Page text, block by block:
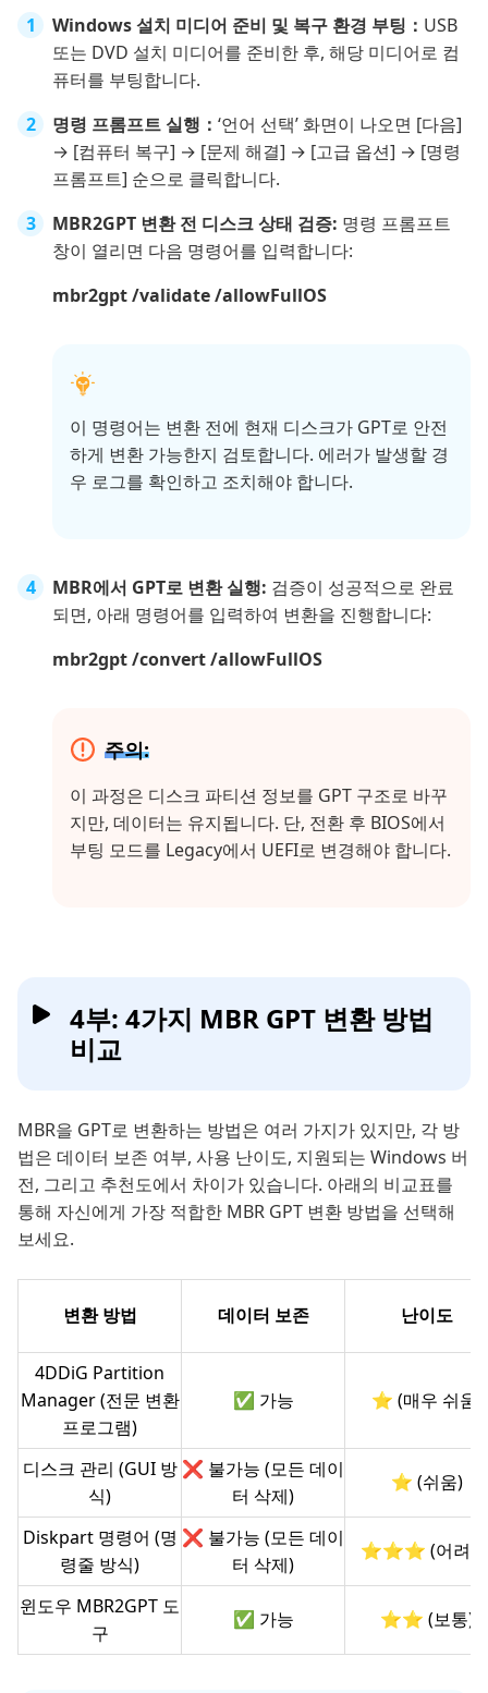
Windows 설치 미디어 준비 및 복구 환경 부팅： USB
또는 DVD 설치 미디어를 준비한 후, 해당 미디어로 컴
퓨터를 부팅합니다.
명령 프롬프트 실행： ‘언어 선택’ 화면이 나오면 [다음]
→ [컴퓨터 복구] → [문제 해결] → [고급 옵션] → [명령
프롬프트] 순으로 클릭합니다.
MBR2GPT 변환 전 디스크 상태 검증: 명령 프롬프트
창이 열리면 다음 명령어를 입력합니다:
mbr2gpt /validate /allowFullOS
이 명령어는 변환 전에 현재 디스크가 GPT로 안전
하게 변환 가능한지 검토합니다. 에러가 발생할 경
우 로그를 확인하고 조치해야 합니다.
MBR에서 GPT로 변환 실행: 검증이 성공적으로 완료
되면, 아래 명령어를 입력하여 변환을 진행합니다:
mbr2gpt /convert /allowFullOS
주의:
이 과정은 디스크 파티션 정보를 GPT 구조로 바꾸
지만, 데이터는 유지됩니다. 단, 전환 후 BIOS에서
부팅 모드를 Legacy에서 UEFI로 변경해야 합니다.
4부: 4가지 MBR GPT 변환 방법
비교
MBR을 GPT로 변환하는 방법은 여러 가지가 있지만, 각 방
법은 데이터 보존 여부, 사용 난이도, 지원되는 Windows 버
전, 그리고 추천도에서 차이가 있습니다. 아래의 비교표를
통해 자신에게 가장 적합한 MBR GPT 변환 방법을 선택해
보세요.
변환 방법 데이터 보존 난이도
4DDiG Partition
Manager (전문 변환
프로그램)
✅ 가능 ⭐ (매우 쉬움)
디스크 관리 (GUI 방
식)
❌ 불가능 (모든 데이
터 삭제)
⭐ (쉬움)
Diskpart 명령어 (명
령줄 방식)
❌ 불가능 (모든 데이
터 삭제)
⭐⭐⭐ (어려
윈도우 MBR2GPT 도
구
✅ 가능 ⭐⭐ (보통)